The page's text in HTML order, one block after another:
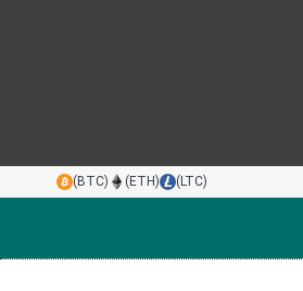
(BTC) (ETH) (LTC)